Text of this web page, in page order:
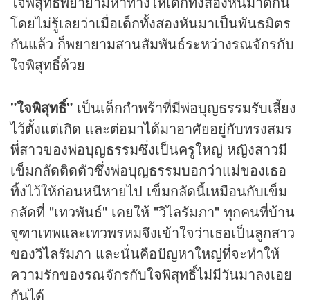
โดยไม่รู้เลยว่าเมื่อเด็กทั้งสองหันมาเป็นพันธมิตร
กันแล้ว ก็พยายามสานสัมพันธ์ระหว่างรณจักรกับ
ใจพิสุทธิ์ด้วย
"ใจพิสุทธิ์" เป็นเด็กกำพร้าที่มีพ่อบุญธรรมรับเลี้ยง
ไว้ตั้งแต่เกิด และต่อมาได้มาอาศัยอยู่กับทรงสมร
พี่สาวของพ่อบุญธรรมซึ่งเป็นครูใหญ่ หญิงสาวมี
เข็มกลัดติดตัวซึ่งพ่อบุญธรรมบอกว่าแม่ของเธอ
ทิ้งไว้ให้ก่อนหนีหายไป เข็มกลัดนี้เหมือนกับเข็ม
กลัดที่ "เทวพันธ์" เคยให้ "วิไลรัมภา" ทุกคนที่บ้าน
จุฑาเทพและเทวพรหมจึงเข้าใจว่าเธอเป็นลูกสาว
ของวิไลรัมภา และนั่นคือปัญหาใหญ่ที่จะทำให้
ความรักของรณจักรกับใจพิสุทธิ์ไม่มีวันมาลงเอย
กันได้